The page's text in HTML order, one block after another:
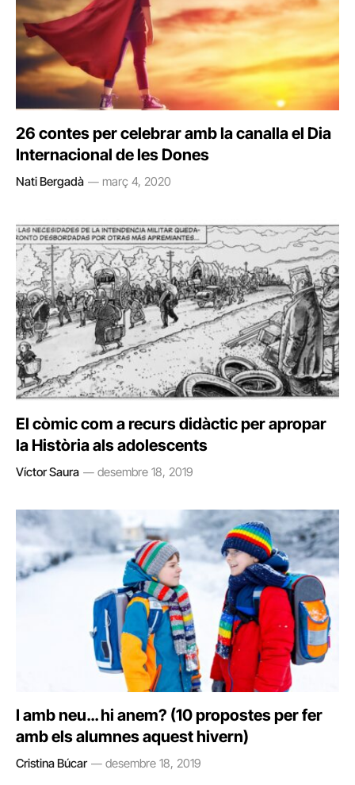
26 contes per celebrar amb la canalla el Dia
Internacional de les Dones
Nati Bergadà març 4, 2020
El còmic com a recurs didàctic per apropar
la Història als adolescents
Víctor Saura desembre 18, 2019
I amb neu… hi anem? (10 propostes per fer
amb els alumnes aquest hivern)
Cristina Búcar desembre 18, 2019